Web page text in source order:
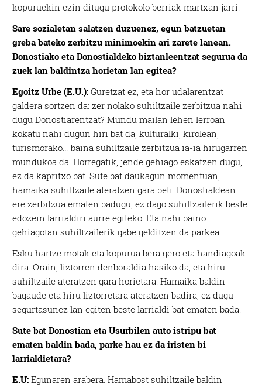
kopuruekin ezin ditugu protokolo berriak martxan jarri.
Sare sozialetan salatzen duzuenez, egun batzuetan
greba bateko zerbitzu minimoekin ari zarete lanean.
Donostiako eta Donostialdeko biztanleentzat segurua da
zuek lan baldintza horietan lan egitea?
Egoitz Urbe (E.U.):Guretzat ez, eta hor udalarentzat
galdera sortzen da: zer nolako suhiltzaile zerbitzua nahi
dugu Donostiarentzat? Mundu mailan lehen lerroan
kokatu nahi dugun hiri bat da, kulturalki, kirolean,
turismorako… baina suhiltzaile zerbitzua ia-ia hirugarren
mundukoa da. Horregatik, jende gehiago eskatzen dugu,
ez da kapritxo bat. Sute bat daukagun momentuan,
hamaika suhiltzaile ateratzen gara beti. Donostialdean
ere zerbitzua ematen badugu, ez dago suhiltzailerik beste
edozein larrialdiri aurre egiteko. Eta nahi baino
gehiagotan suhiltzailerik gabe gelditzen da parkea.
Esku hartze motak eta kopurua bera gero eta handiagoak
dira. Orain, liztorren denboraldia hasiko da, eta hiru
suhiltzaile ateratzen gara horietara. Hamaika baldin
bagaude eta hiru liztorretara ateratzen badira, ez dugu
segurtasunez lan egiten beste larrialdi bat ematen bada.
Sute bat Donostian eta Usurbilen auto istripu bat
ematen baldin bada, parke hau ez da iristen bi
larrialdietara?
E.U:Egunaren arabera. Hamabost suhiltzaile baldin